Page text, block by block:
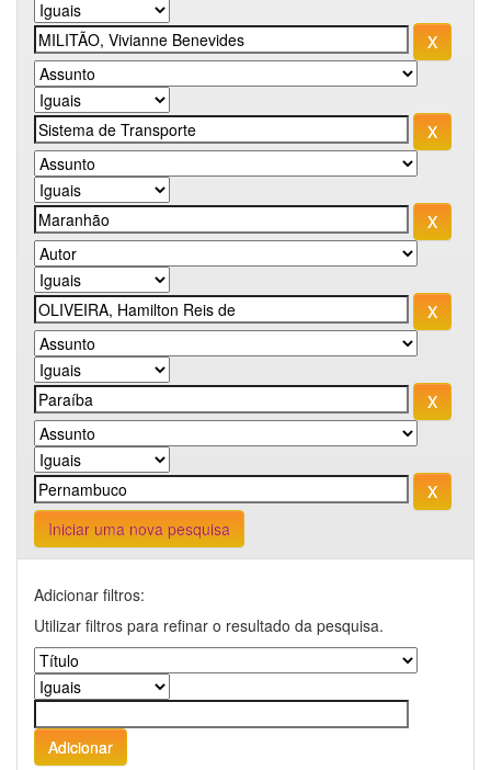
Iniciar uma nova pesquisa
Adicionar filtros:
Utilizar filtros para refinar o resultado da pesquisa.